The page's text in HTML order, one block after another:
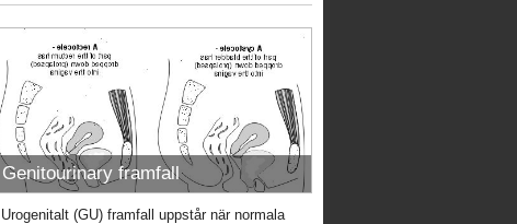
Genitourinary framfall
Urogenitalt (GU) framfall uppstår när normala